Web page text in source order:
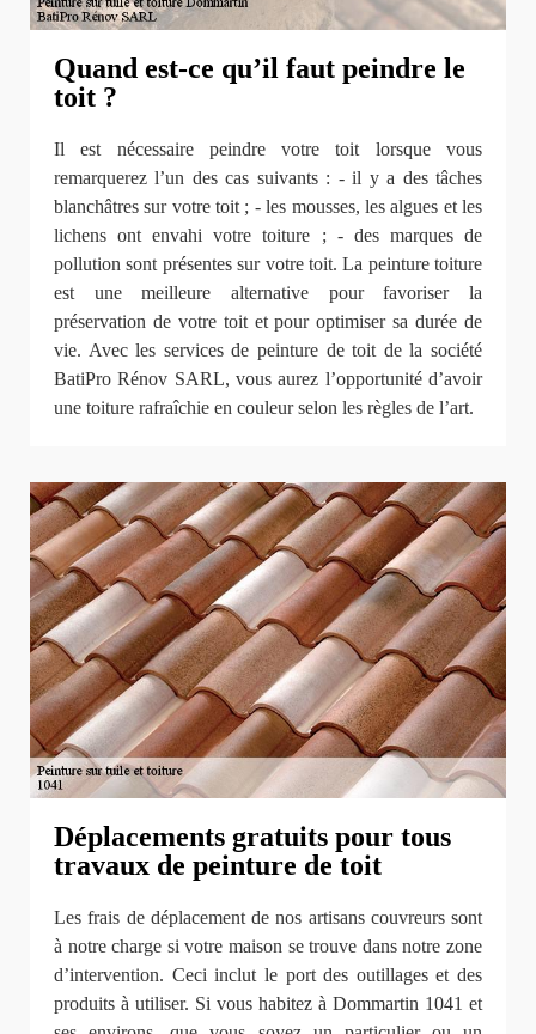
Quand est-ce qu’il faut peindre le
toit ?
Il est nécessaire peindre votre toit lorsque vous
remarquerez l’un des cas suivants : - il y a des tâches
blanchâtres sur votre toit ; - les mousses, les algues et les
lichens ont envahi votre toiture ; - des marques de
pollution sont présentes sur votre toit. La peinture toiture
est une meilleure alternative pour favoriser la
préservation de votre toit et pour optimiser sa durée de
vie. Avec les services de peinture de toit de la société
BatiPro Rénov SARL, vous aurez l’opportunité d’avoir
une toiture rafraîchie en couleur selon les règles de l’art.
Déplacements gratuits pour tous
travaux de peinture de toit
Les frais de déplacement de nos artisans couvreurs sont
à notre charge si votre maison se trouve dans notre zone
d’intervention. Ceci inclut le port des outillages et des
produits à utiliser. Si vous habitez à Dommartin 1041 et